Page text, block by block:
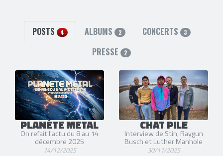
youtubePOSTS 4 ALBUMS 2 CONCERTS 3
PRESSE 2
PLANÈTE METAL
On refait l'actu du 8 au 14
décembre 2025
14/12/2025
CHAT PILE
Interview de Stin, Raygun
Busch et Luther Manhole
30/11/2025